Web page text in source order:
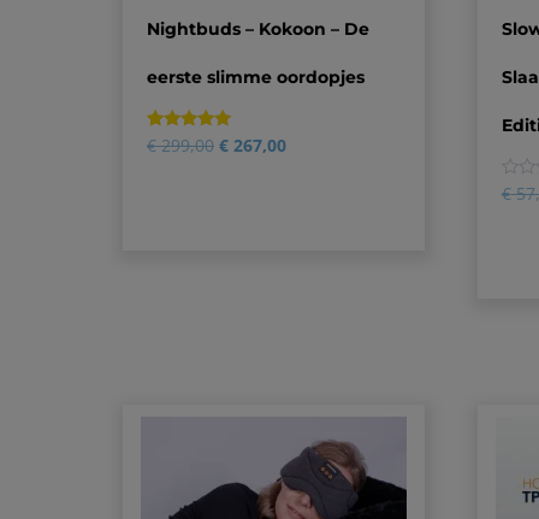
Nightbuds – Kokoon – De
eerste slimme oordopjes
Gewaardeerd
5.00
2
€299,00 € 267,00
0
€